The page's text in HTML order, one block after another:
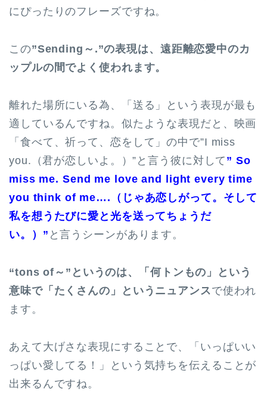
にぴったりのフレーズですね。
この”Sending～.”の表現は、遠距離恋愛中のカ
ップルの間でよく使われます。
離れた場所にいる為、「送る」という表現が最も
適しているんですね。似たような表現だと、映画
「食べて、祈って、恋をして」の中で”I miss
you.（君が恋しいよ。）”と言う彼に対して ” So
miss me. Send me love and light every time
you think of me….（じゃあ恋しがって。そして
私を想うたびに愛と光を送ってちょうだ
い。）” と言うシーンがあります。
“tons of～”というのは、「何トンもの」という
意味で「たくさんの」というニュアンスで使われ
ます。
あえて大げさな表現にすることで、「いっぱいい
っぱい愛してる！」という気持ちを伝えることが
出来るんですね。